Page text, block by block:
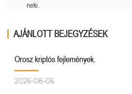
neki.
AJÁNLOTT BEJEGYZÉSEK
Orosz kriptós fejlemények.
2026-08-06